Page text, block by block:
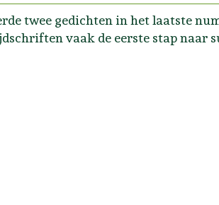
twee gedichten in het laatste
vaak de eerste stap naar